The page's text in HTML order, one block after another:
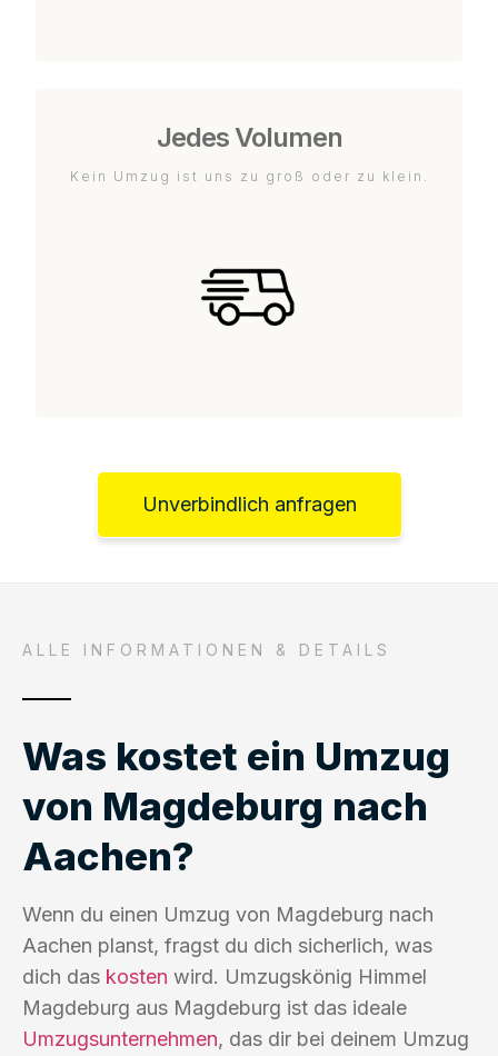
Jedes Volumen
Kein Umzug ist uns zu groß oder zu klein.
Unverbindlich anfragen
ALLE INFORMATIONEN & DETAILS
Was kostet ein Umzug
von Magdeburg nach
Aachen?
Wenn du einen Umzug von Magdeburg nach
Aachen planst, fragst du dich sicherlich, was
dich das kosten wird. Umzugskönig Himmel
Magdeburg aus Magdeburg ist das ideale
Umzugsunternehmen, das dir bei deinem Umzug